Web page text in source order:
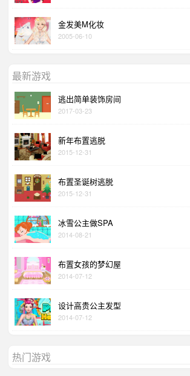
金发美M化妆
2005-06-10
最新游戏
逃出简单装饰房间
2017-03-23
新年布置逃脱
2015-12-31
布置圣诞树逃脱
2015-12-31
冰雪公主做SPA
2014-08-21
布置女孩的梦幻屋
2014-07-12
设计高贵公主发型
2014-07-12
热门游戏